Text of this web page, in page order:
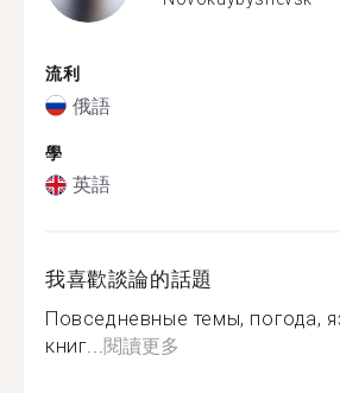
流利
俄語
學
英語
我喜歡談論的話題
Повседневные темы, погода,
книг...閱讀更多